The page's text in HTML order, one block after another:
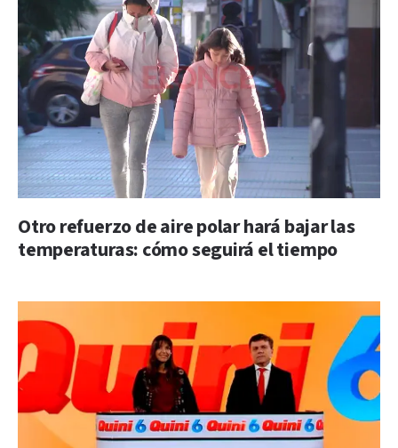
Otro refuerzo de aire polar hará bajar las
temperaturas: cómo seguirá el tiempo